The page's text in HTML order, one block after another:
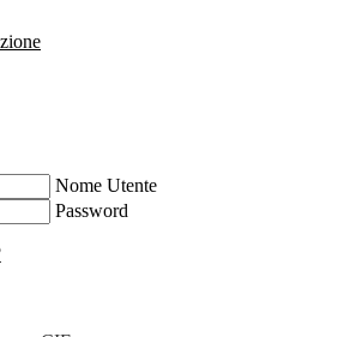
Nome Utente
Password